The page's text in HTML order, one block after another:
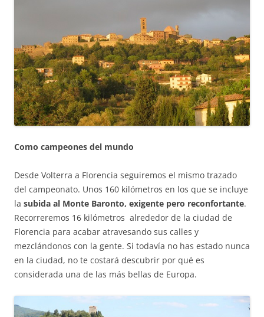
Como campeones del mundo
Desde Volterra a Florencia seguiremos el mismo trazado
del campeonato. Unos 160 kilómetros en los que se incluye
la subida al Monte Baronto, exigente pero reconfortante.
Recorreremos 16 kilómetros alrededor de la ciudad de
Florencia para acabar atravesando sus calles y
mezclándonos con la gente. Si todavía no has estado nunca
en la ciudad, no te costará descubrir por qué es
considerada una de las más bellas de Europa.